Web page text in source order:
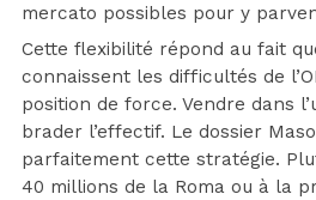
mercato possibles pour y
Cette flexibilité répond au fait
connaissent les difficultés de
position de force. Vendre dans
brader l’effectif. Le dossier
parfaitement cette stratégie.
40 millions de la Roma ou à la